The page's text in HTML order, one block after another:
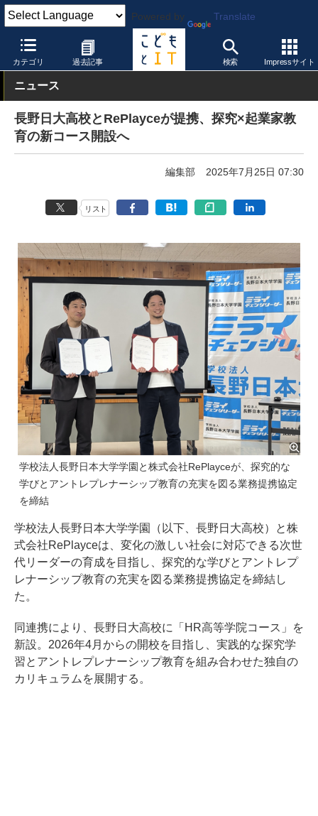
Powered by Translate
カテゴリ 過去記事 検索 Impressサイト
こどもとIT 製品・サービス
ニュース
長野日大高校とRePlayceが提携、探究×起業家教
育の新コース開設へ
編集部 2025年7月25日 07:30
リスト
学校法人長野日本大学学園と株式会社RePlayceが、探究的な
学びとアントレプレナーシップ教育の充実を図る業務提携協定
を締結
学校法人長野日本大学学園（以下、長野日大高校）と株
式会社RePlayceは、変化の激しい社会に対応できる次世
代リーダーの育成を目指し、探究的な学びとアントレプ
レナーシップ教育の充実を図る業務提携協定を締結し
た。
同連携により、長野日大高校に「HR高等学院コース」を
新設。2026年4月からの開校を目指し、実践的な探究学
習とアントレプレナーシップ教育を組み合わせた独自の
カリキュラムを展開する。